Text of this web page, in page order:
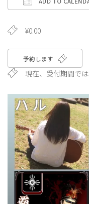
¥0.00
予約します
現在、受付期間で